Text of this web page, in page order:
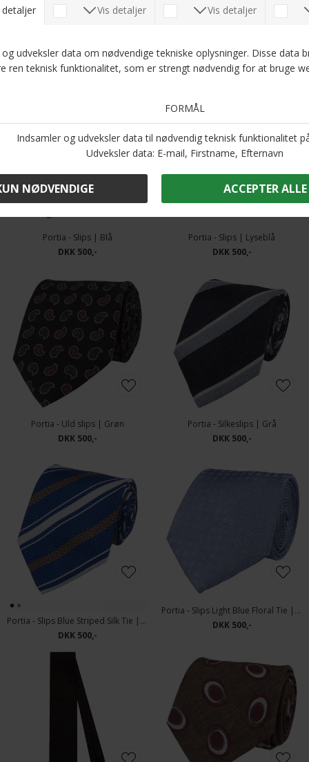
Portia - Slips 8087-2 | Blå
DKK 500,-
Portia - Slips 8062-3 | Rød
DKK 500,-
Portia - Slips | Blå
DKK 500,-
Portia - Slips | Lyseblå
DKK 500,-
Portia - Uld slips | Grøn
DKK 500,-
Portia - Silkeslips | Grå
DKK 500,-
Portia - Slips Blue Striped Silk Tie | Silkeslips Blå
DKK 500,-
Portia - Slips Light Blue Floral Tie | Silkeslips Lyseblå
DKK 500,-